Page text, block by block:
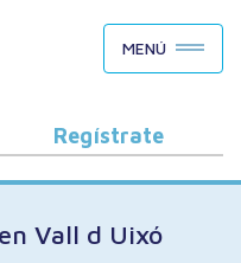
MENÚ
Regístrate
Vall d Uixó